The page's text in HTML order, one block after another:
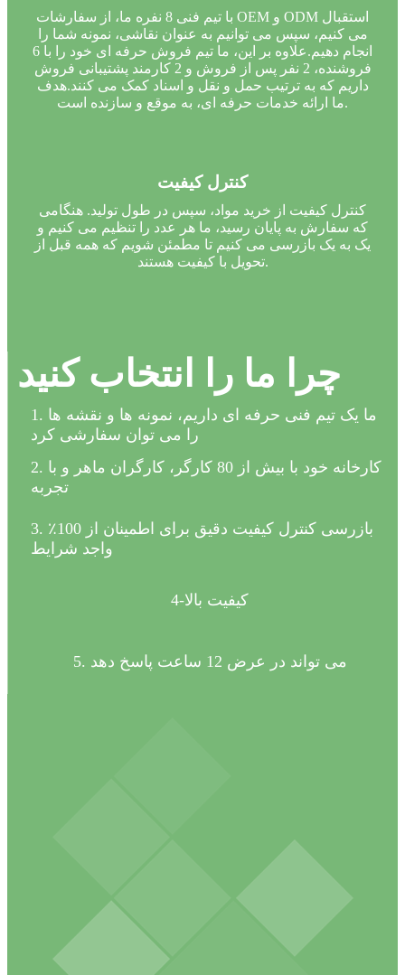
با تیم فنی 8 نفره ما، از سفارشات OEM و ODM استقبال
می کنیم، سپس می توانیم به عنوان نقاشی، نمونه شما را
انجام دهیم.علاوه بر این، ما تیم فروش حرفه ای خود را با 6
فروشنده، 2 نفر پس از فروش و 2 کارمند پشتیبانی فروش
داریم که به ترتیب حمل و نقل و اسناد کمک می کنند.هدف
ما ارائه خدمات حرفه ای، به موقع و سازنده است.
کنترل کیفیت
کنترل کیفیت از خرید مواد، سپس در طول تولید. هنگامی
که سفارش به پایان رسید، ما هر عدد را تنظیم می کنیم و
یک به یک بازرسی می کنیم تا مطمئن شویم که همه قبل از
تحویل با کیفیت هستند.
چرا ما را انتخاب کنید
1. ما یک تیم فنی حرفه ای داریم، نمونه ها و نقشه ها
را می توان سفارشی کرد
2. کارخانه خود با بیش از 80 کارگر، کارگران ماهر و با
تجربه
3. بازرسی کنترل کیفیت دقیق برای اطمینان از 100٪
واجد شرایط
4-کیفیت بالا
5. می تواند در عرض 12 ساعت پاسخ دهد